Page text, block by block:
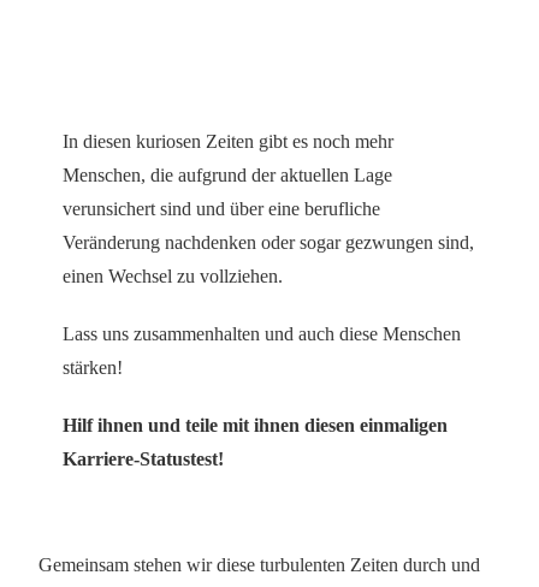
In diesen kuriosen Zeiten gibt es noch mehr
Menschen, die aufgrund der aktuellen Lage
verunsichert sind und über eine berufliche
Veränderung nachdenken oder sogar gezwungen sind,
einen Wechsel zu vollziehen.
Lass uns zusammenhalten und auch diese Menschen
stärken!
Hilf ihnen und teile mit ihnen diesen einmaligen
Karriere-Statustest!
Gemeinsam stehen wir diese turbulenten Zeiten durch und